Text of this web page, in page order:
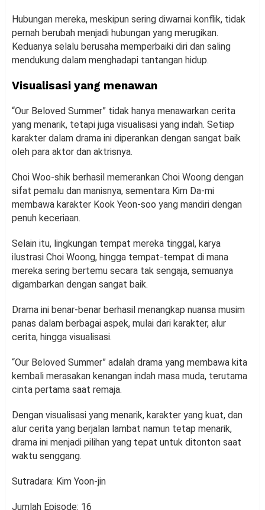
Hubungan mereka, meskipun sering diwarnai konflik, tidak
pernah berubah menjadi hubungan yang merugikan.
Keduanya selalu berusaha memperbaiki diri dan saling
mendukung dalam menghadapi tantangan hidup.
Visualisasi yang menawan
“Our Beloved Summer” tidak hanya menawarkan cerita
yang menarik, tetapi juga visualisasi yang indah. Setiap
karakter dalam drama ini diperankan dengan sangat baik
oleh para aktor dan aktrisnya.
Choi Woo-shik berhasil memerankan Choi Woong dengan
sifat pemalu dan manisnya, sementara Kim Da-mi
membawa karakter Kook Yeon-soo yang mandiri dengan
penuh keceriaan.
Selain itu, lingkungan tempat mereka tinggal, karya
ilustrasi Choi Woong, hingga tempat-tempat di mana
mereka sering bertemu secara tak sengaja, semuanya
digambarkan dengan sangat baik.
Drama ini benar-benar berhasil menangkap nuansa musim
panas dalam berbagai aspek, mulai dari karakter, alur
cerita, hingga visualisasi.
“Our Beloved Summer” adalah drama yang membawa kita
kembali merasakan kenangan indah masa muda, terutama
cinta pertama saat remaja.
Dengan visualisasi yang menarik, karakter yang kuat, dan
alur cerita yang berjalan lambat namun tetap menarik,
drama ini menjadi pilihan yang tepat untuk ditonton saat
waktu senggang.
Sutradara: Kim Yoon-jin
Jumlah Episode: 16